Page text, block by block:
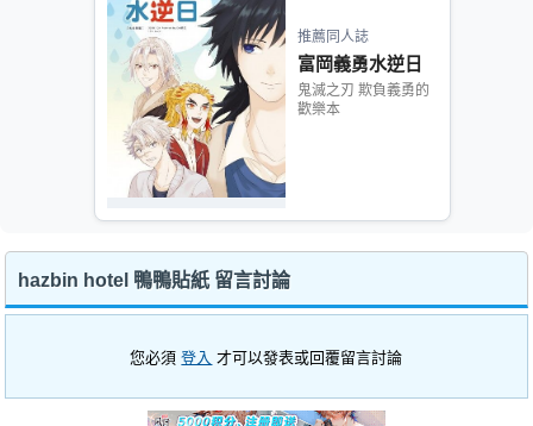
推薦同人誌
富岡義勇水逆日
鬼滅之刃 欺負義勇的
歡樂本
hazbin hotel 鴨鴨貼紙 留言討論
您必須登入 才可以發表或回覆留言討論